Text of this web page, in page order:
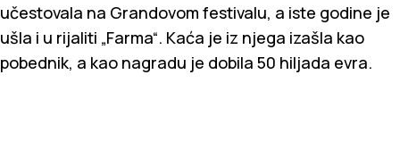
učestovala na Grandovom festivalu, a iste godine je
ušla i u rijaliti „Farma“. Kaća je iz njega izašla kao
pobednik, a kao nagradu je dobila 50 hiljada evra.